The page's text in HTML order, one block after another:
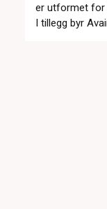
er utformet for
I tillegg byr